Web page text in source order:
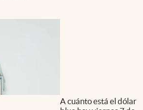
A cuánto está el dólar